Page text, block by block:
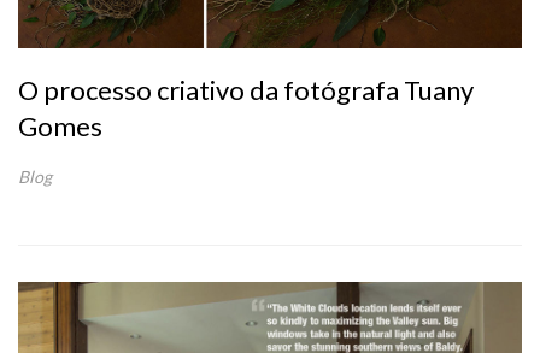
O processo criativo da fotógrafa Tuany
Gomes
Blog